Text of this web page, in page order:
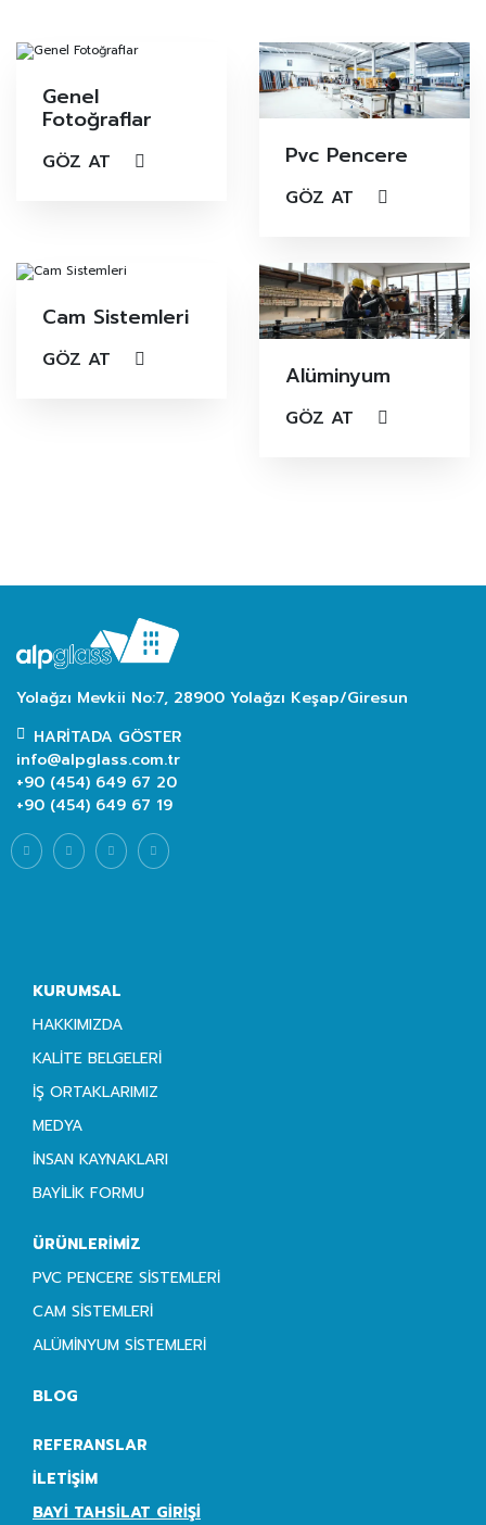
Genel
Fotoğraflar
GÖZ AT Pvc Pencere
GÖZ AT
Cam Sistemleri
GÖZ AT
Alüminyum
GÖZ AT
Yolağzı Mevkii No:7, 28900 Yolağzı Keşap/Giresun
HARITADA GÖSTER
info@alpglass.com.tr
+90 (454) 649 67 20
+90 (454) 649 67 19
KURUMSAL
HAKKIMIZDA
KALITE BELGELERI
İŞ ORTAKLARIMIZ
MEDYA
İNSAN KAYNAKLARI
BAYILIK FORMU
ÜRÜNLERIMIZ
PVC PENCERE SISTEMLERI
CAM SISTEMLERI
ALÜMINYUM SISTEMLERI
BLOG
REFERANSLAR
İLETIŞIM
BAYI TAHSILAT GIRIŞI